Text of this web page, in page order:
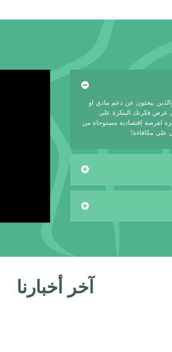
يبحثون عن دعم مادي او
عرض فكرتك البتكرة على
لفرصة إقتصادية مستوحاة من
على مكافاءة!
آخر أخبارنا